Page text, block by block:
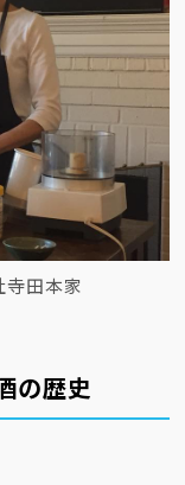
田本家
の歴史